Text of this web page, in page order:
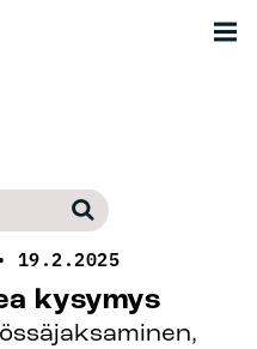
voit selata niitä
19.2.2025
kysymys